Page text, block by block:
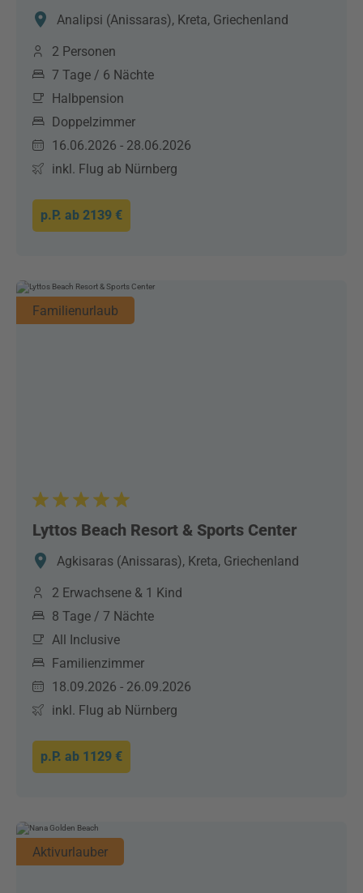
Analipsi (Anissaras), Kreta, Griechenland
2 Personen
7 Tage / 6 Nächte
Halbpension
Doppelzimmer
16.06.2026 - 28.06.2026
inkl. Flug ab Nürnberg
p.P. ab 2139 €
Familienurlaub
Lyttos Beach Resort & Sports Center
Agkisaras (Anissaras), Kreta, Griechenland
2 Erwachsene & 1 Kind
8 Tage / 7 Nächte
All Inclusive
Familienzimmer
18.09.2026 - 26.09.2026
inkl. Flug ab Nürnberg
p.P. ab 1129 €
Aktivurlauber